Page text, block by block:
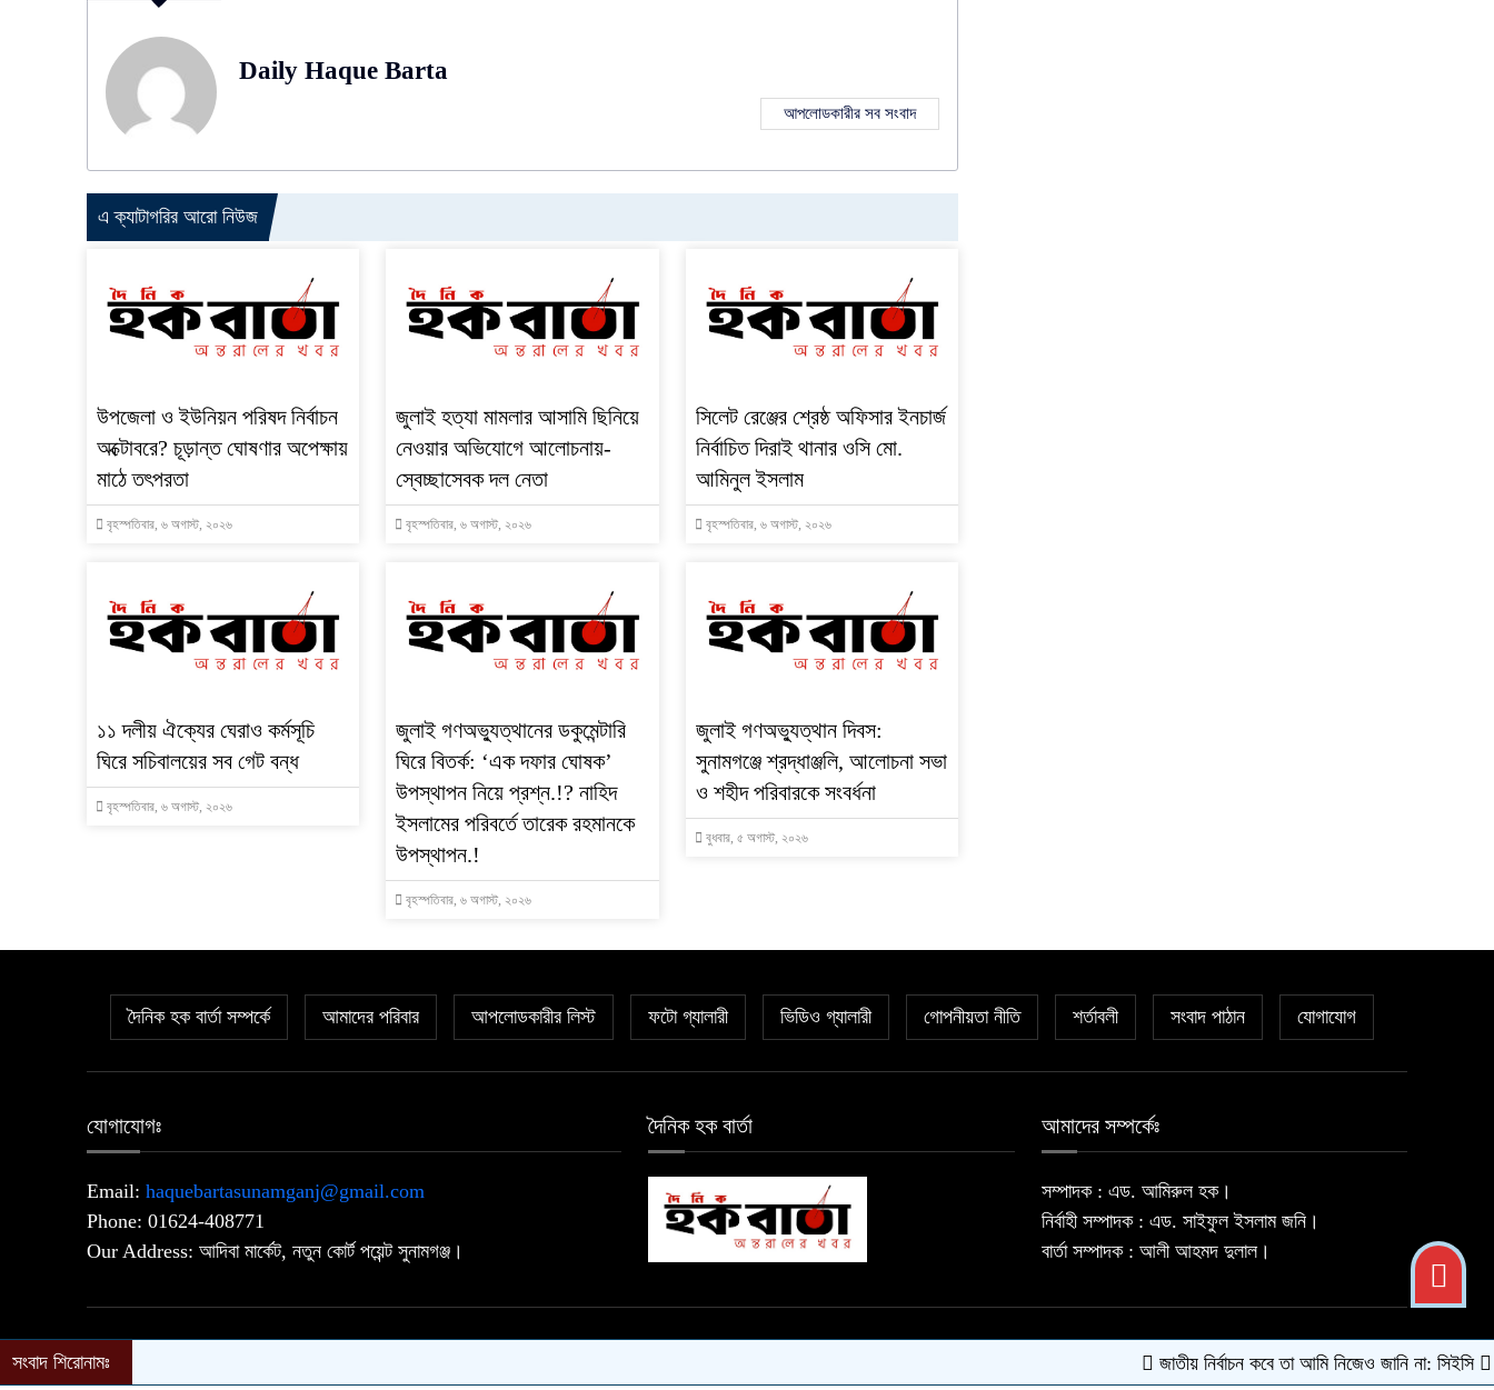
Daily Haque Barta
আপলোডকারীর সব সংবাদ
এ ক্যাটাগরির আরো নিউজ
উপজেলা ও ইউনিয়ন পরিষদ নির্বাচন
অক্টোবরে? চূড়ান্ত ঘোষণার অপেক্ষায়
মাঠে তৎপরতা
বৃহস্পতিবার, ৬ অগাস্ট, ২০২৬
জুলাই হত্যা মামলার আসামি ছিনিয়ে
নেওয়ার অভিযোগে আলোচনায়-
স্বেচ্ছাসেবক দল নেতা
বৃহস্পতিবার, ৬ অগাস্ট, ২০২৬
‎সিলেট রেঞ্জের শ্রেষ্ঠ অফিসার ইনচার্জ
নির্বাচিত দিরাই থানার ওসি মো.
আমিনুল ইসলাম
বৃহস্পতিবার, ৬ অগাস্ট, ২০২৬
‎১১ দলীয় ঐক্যের ঘেরাও কর্মসূচি
ঘিরে সচিবালয়ের সব গেট বন্ধ
বৃহস্পতিবার, ৬ অগাস্ট, ২০২৬
‎জুলাই গণঅভ্যুত্থানের ডকুমেন্টারি
ঘিরে বিতর্ক: ‘এক দফার ঘোষক’
উপস্থাপন নিয়ে প্রশ্ন.!? নাহিদ
ইসলামের পরিবর্তে তারেক রহমানকে
উপস্থাপন.!
বৃহস্পতিবার, ৬ অগাস্ট, ২০২৬
জুলাই গণঅভ্যুত্থান দিবস:
সুনামগঞ্জে শ্রদ্ধাঞ্জলি, আলোচনা সভা
ও শহীদ পরিবারকে সংবর্ধনা
বুধবার, ৫ অগাস্ট, ২০২৬
দৈনিক হক বার্তা সম্পর্কে আমাদের পরিবার আপলোডকারীর লিস্ট ফটো গ্যালারী ভিডিও গ্যালারী গোপনীয়তা নীতি শর্তাবলী সংবাদ পাঠান যোগাযোগ
যোগাযোগঃ
Email: haquebartasunamganj@gmail.com
Phone: 01624-408771
Our Address: আদিবা মার্কেট, নতুন কোর্ট পয়েন্ট সুনামগঞ্জ।
দৈনিক হক বার্তা আমাদের সম্পর্কেঃ
সম্পাদক : এড. আমিরুল হক।
নির্বাহী সম্পাদক : এড. সাইফুল ইসলাম জনি।
বার্তা সম্পাদক : আলী আহমদ দুলাল।
সকল কারিগরী সহযোগিতায়ঃITFaire
সংবাদ শিরোনামঃ জাতীয় নির্বাচন কবে তা আমি নিজেও জানি না: সিইসি